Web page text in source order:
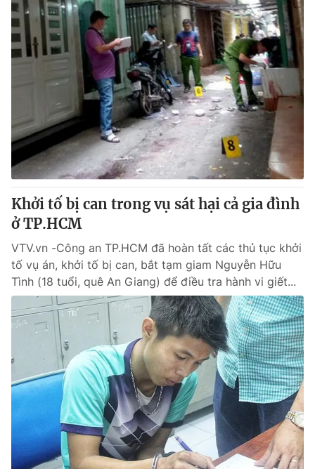
Khởi tố bị can trong vụ sát hại cả gia đình
ở TP.HCM
VTV.vn -Công an TP.HCM đã hoàn tất các thủ tục khởi
tố vụ án, khởi tố bị can, bắt tạm giam Nguyễn Hữu
Tình (18 tuổi, quê An Giang) để điều tra hành vi giết...